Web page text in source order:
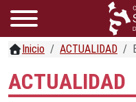
Inicio ACTUALIDAD
ACTUALIDAD